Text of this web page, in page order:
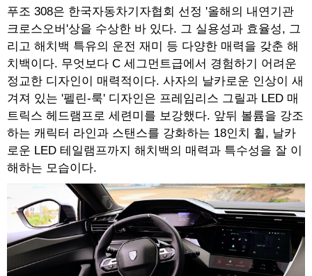
푸조 308은 한국자동차기자협회 선정 '올해의 내연기관
크로스오버'상을 수상한 바 있다. 그 실용성과 효율성, 그
리고 해치백 특유의 운전 재미 등 다양한 매력을 갖춘 해
치백이다. 무엇보다 C 세그먼트급에서 경험하기 어려운
정교한 디자인이 매력적이다. 사자의 날카로운 인상이 새
겨져 있는 '펠린-룩' 디자인은 프레임리스 그릴과 LED 매
트릭스 헤드램프로 세련미를 보강했다. 앞뒤 볼륨을 강조
하는 캐릭터 라인과 스탠스를 강화하는 18인치 휠, 날카
로운 LED 테일램프까지 해치백의 매력과 특수성을 잘 이
해하는 모습이다.